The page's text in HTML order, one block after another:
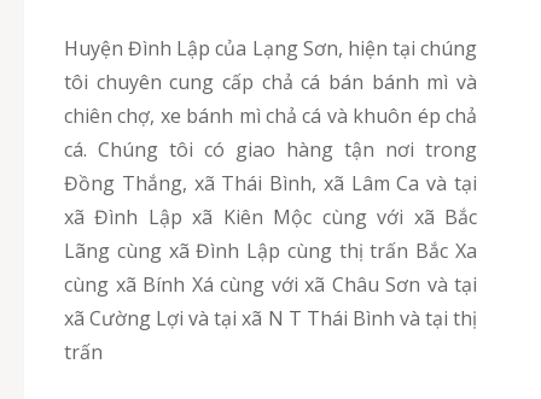
Huyện Đình Lập của Lạng Sơn, hiện tại chúng
tôi chuyên cung cấp chả cá bán bánh mì và
chiên chợ, xe bánh mì chả cá và khuôn ép chả
cá. Chúng tôi có giao hàng tận nơi trong
Đồng Thắng, xã Thái Bình, xã Lâm Ca và tại
xã Đình Lập xã Kiên Mộc cùng với xã Bắc
Lãng cùng xã Đình Lập cùng thị trấn Bắc Xa
cùng xã Bính Xá cùng với xã Châu Sơn và tại
xã Cường Lợi và tại xã N T Thái Bình và tại thị
trấn